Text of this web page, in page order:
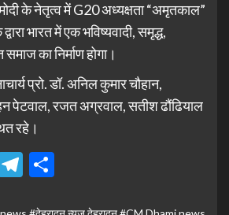
के नेतृत्व में G20 अध्यक्षता “अमृतकाल”
भारत में एक भविष्यवादी, समृद्ध,
का निर्माण होगा।
प्रो. डॉ. अनिल कुमार चौहान,
पेटवाल, रजत अग्रवाल, सतीश ढौंढियाल
रहे।
Telegram